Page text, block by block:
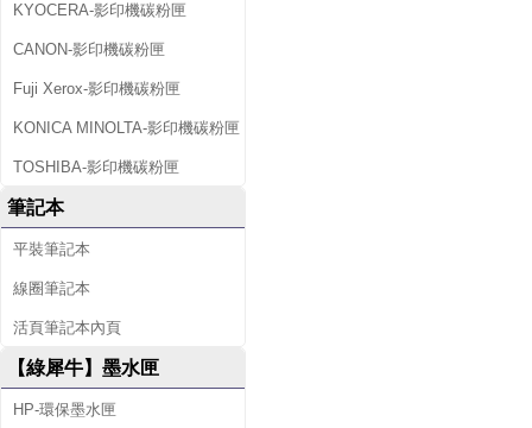
KYOCERA-影印機碳粉匣
CANON-影印機碳粉匣
Fuji Xerox-影印機碳粉匣
KONICA MINOLTA-影印機碳粉匣
TOSHIBA-影印機碳粉匣
筆記本
平裝筆記本
線圈筆記本
活頁筆記本內頁
【綠犀牛】墨水匣
HP-環保墨水匣